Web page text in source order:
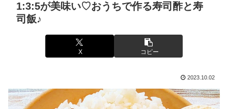
1:3:5が美味い♡おうちで作る寿司酢と寿
司飯♪
X コピー
2023.10.02